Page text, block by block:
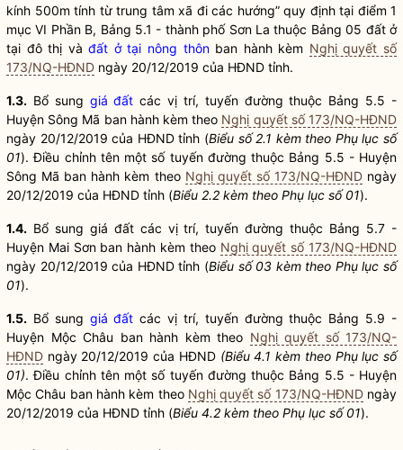
kính 500m tính từ trung tâm xã đi các hướng” quy định tại điểm 1
mục VI Phần B, Bảng 5.1 - thành phố Sơn La thuộc Bảng 05 đất ở
tại đô thị vàđất ở tại nông thônban hành kèm Nghị quyết số
173/NQ-HĐND ngày 20/12/2019 của HĐND tỉnh.
1.3. Bổ sung giá đất các vị trí, tuyến đường thuộc Bảng 5.5 -
Huyện Sông Mã ban hành kèm theo Nghị quyết số 173/NQ-HĐND
ngày 20/12/2019 của HĐND tỉnh (Biểu số 2.1 kèm theo Phụ lục số
01). Điều chỉnh tên một số tuyến đường thuộc Bảng 5.5 - Huyện
Sông Mã ban hành kèm theo Nghị quyết số 173/NQ-HĐNDngày
20/12/2019 của HĐND tỉnh (Biểu 2.2 kèm theo Phụ lục số 01).
1.4. Bổ sung giá đấtcác vị trí, tuyến đường thuộc Bảng 5.7 -
Huyện Mai Sơn ban hành kèm theo Nghị quyết số 173/NQ-HĐND
ngày 20/12/2019 của HĐND tỉnh (Biểu số 03 kèm theo Phụ lục số
01).
1.5. Bổ sung giá đất các vị trí, tuyến đường thuộc Bảng 5.9 -
Huyện Mộc Châu ban hành kèm theo Nghị quyết số 173/NQ-
HĐND ngày 20/12/2019 của HĐND (Biểu 4.1 kèm theo Phụ lục số
01). Điều chỉnh tên một số tuyến đường thuộc Bảng 5.5 - Huyện
Mộc Châu ban hành kèm theo Nghị quyết số 173/NQ-HĐNDngày
20/12/2019 của HĐND tỉnh (Biểu 4.2 kèm theo Phụ lục số 01).